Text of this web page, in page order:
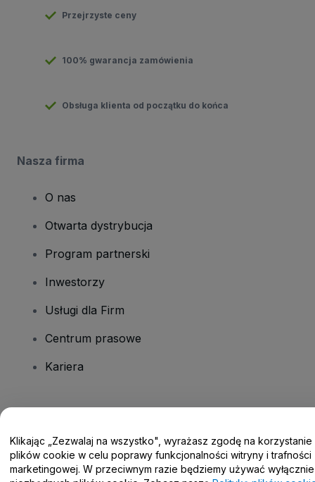
Przejrzyste ceny
100% gwarancja zamówienia
Obsługa klienta od początku do końca
Nasza firma
O nas
Otwarta dystrybucja
Program partnerski
Inwestorzy
Usługi dla Firm
Centrum prasowe
Kariera
Centrum pomocy / Skontaktuj się z nami
Klikając „Zezwalaj na wszystko", wyrażasz zgodę na korzystanie
plików cookie w celu poprawy funkcjonalności witryny i trafności
marketingowej. W przeciwnym razie będziemy używać wyłącznie